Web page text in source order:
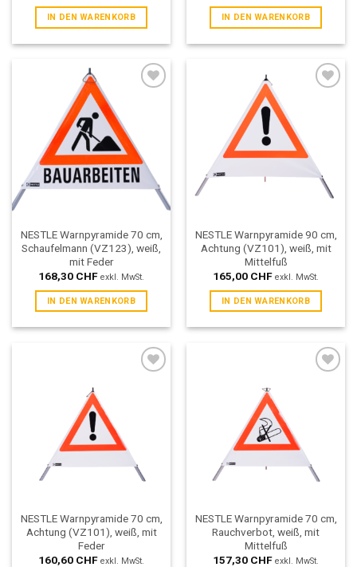
IN DEN WARENKORB IN DEN WARENKORB
NESTLE Warnpyramide 70 cm,
Schaufelmann (VZ123), weiß,
mit Feder
168,30 CHF exkl. MwSt.
IN DEN WARENKORB
NESTLE Warnpyramide 90 cm,
Achtung (VZ101), weiß, mit
Mittelfuß
165,00 CHF exkl. MwSt.
IN DEN WARENKORB
NESTLE Warnpyramide 70 cm,
Achtung (VZ101), weiß, mit
Feder
160,60 CHF exkl. MwSt.
NESTLE Warnpyramide 70 cm,
Rauchverbot, weiß, mit
Mittelfuß
157,30 CHF exkl. MwSt.